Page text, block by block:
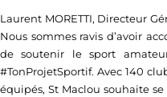
Laurent MORETTI, Directeur
Nous sommes ravis d’avoir
de soutenir le sport
#TonProjetSportif. Avec 140
équipés, St Maclou souhaite